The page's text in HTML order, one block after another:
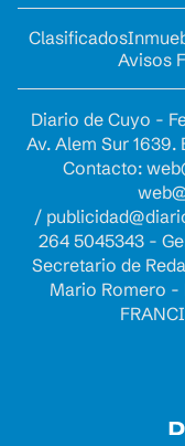
Clasificados
Avisos
Diario de Cuyo -
Av. Alem Sur
Contacto:
/
264 5045343 -
Secretario de
Mario Romero -